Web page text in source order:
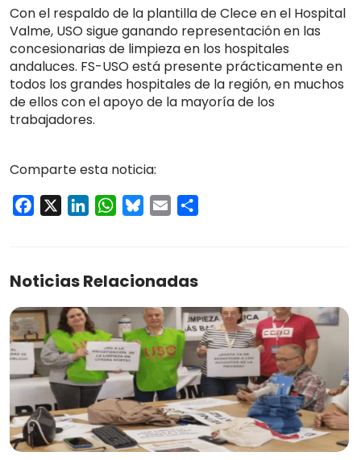
Con el respaldo de la plantilla de Clece en el Hospital
Valme, USO sigue ganando representación en las
concesionarias de limpieza en los hospitales
andaluces. FS-USO está presente prácticamente en
todos los grandes hospitales de la región, en muchos
de ellos con el apoyo de la mayoría de los
trabajadores.
Comparte esta noticia:
Facebook LinkedInWhatsApp
Bluesky
Email
Noticias Relacionadas